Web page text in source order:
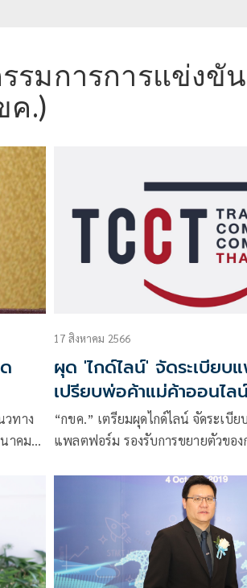
รมการการแข่งขั
ค.)
วทาง
าคม
17 สิงหาคม 2566
ผุด 'ไกด์ไลน์' จัดระเบียบ
เปรียบพ่อค้าแม่ค้าออนไล
“กขค.” เตรียมผุดไกด์ไลน์ จัดระเบีย
แพลตฟอร์ม รองรับการขยายตัวของ